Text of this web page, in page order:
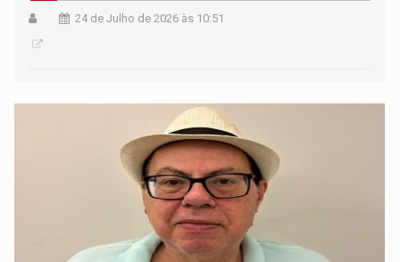
24 de Julho de 2026 às 10:51